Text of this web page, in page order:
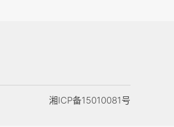
湘ICP备15010081号